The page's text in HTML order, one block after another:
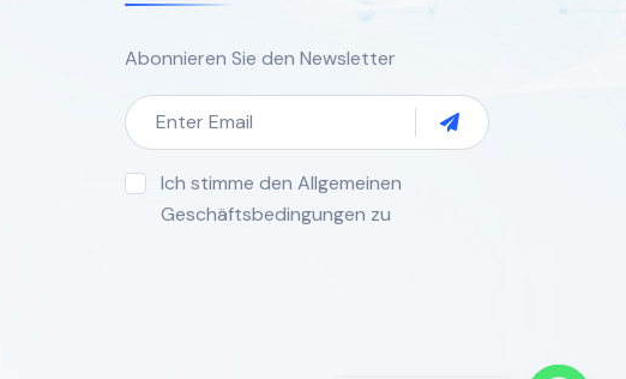
Abonnieren Sie den Newsletter
Ich stimme den Allgemeinen
Geschäftsbedingungen zu